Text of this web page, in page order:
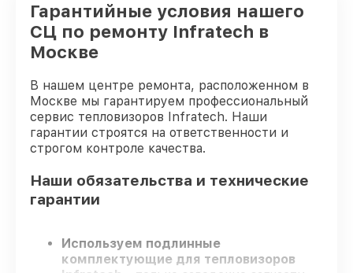
Гарантийные условия нашего
СЦ по ремонту Infratech в
Москве
В нашем центре ремонта, расположенном в
Москве мы гарантируем профессиональный
сервис тепловизоров Infratech. Наши
гарантии строятся на ответственности и
строгом контроле качества.
Наши обязательства и технические
гарантии
Используем подлинные
комплектующие для тепловизоров